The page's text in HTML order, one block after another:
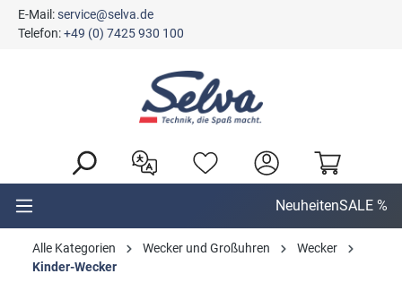
springen
E-Mail:service@selva.de
Telefon:+49 (0) 7425 930 100
NeuheitenSALE %
Alle Kategorien Wecker und Großuhren
Wecker
Kinder-Wecker